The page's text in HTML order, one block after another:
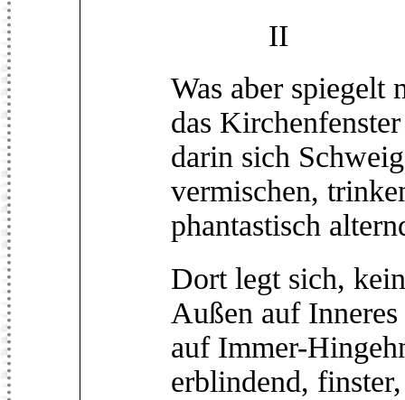
II
Was aber spiegelt
das
darin sich
vermischen,
phantastisch
Dort legt sich,
Außen auf
auf Immer-
erblindend,